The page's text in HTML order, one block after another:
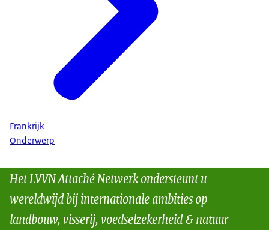
Frankrijk
Onderwerp
Het LVVN Attaché Netwerk ondersteunt u
wereldwijd bij internationale ambities op
landbouw, visserij, voedselzekerheid & natuur